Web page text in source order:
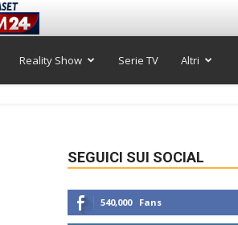
Reality Show Serie TV Altri
SEGUICI SUI SOCIAL
540,000 Fans